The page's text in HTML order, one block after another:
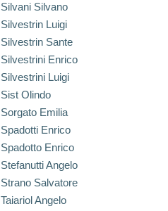
Silvani Silvano
Silvestrin Luigi
Silvestrin Sante
Silvestrini Enrico
Silvestrini Luigi
Sist Olindo
Sorgato Emilia
Spadotti Enrico
Spadotto Enrico
Stefanutti Angelo
Strano Salvatore
Taiariol Angelo